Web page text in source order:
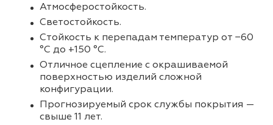
Атмосферостойкость.
Светостойкость.
Стойкость к перепадам температур от −60
°С до +150 °С.
Отличное сцепление с окрашиваемой
поверхностью изделий сложной
конфигурации.
Прогнозируемый срок службы покрытия —
свыше 11 лет.